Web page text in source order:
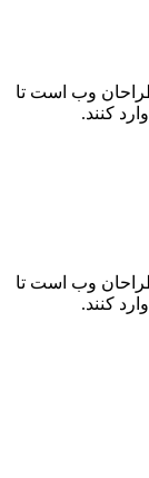
وب است تا
کنند.
وب است تا
کنند.